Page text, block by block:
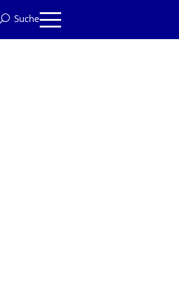
Suche